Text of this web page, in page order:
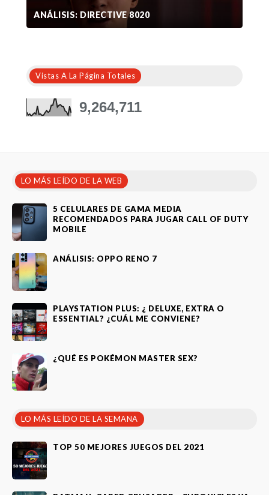
ANÁLISIS: DIRECTIVE 8020
Vistas A La Página Totales
9,264,711
LO MÁS LEÍDO DE LA WEB
5 CELULARES DE GAMA MEDIA
RECOMENDADOS PARA JUGAR CALL OF DUTY
MOBILE
ANÁLISIS: OPPO RENO 7
PLAYSTATION PLUS: ¿ DELUXE, EXTRA O
ESSENTIAL? ¿CUÁL ME CONVIENE?
¿QUÉ ES POKÉMON MASTER SEX?
LO MÁS LEÍDO DE LA SEMANA
TOP 50 MEJORES JUEGOS DEL 2021